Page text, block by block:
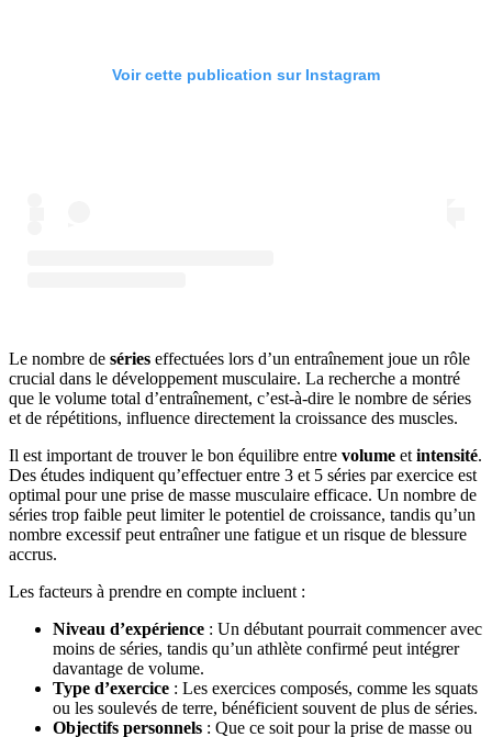
Voir cette publication sur Instagram
Le nombre de séries effectuées lors d’un entraînement joue un rôle
crucial dans le développement musculaire. La recherche a montré
que le volume total d’entraînement, c’est-à-dire le nombre de séries
et de répétitions, influence directement la croissance des muscles.
Il est important de trouver le bon équilibre entre volume et intensité.
Des études indiquent qu’effectuer entre 3 et 5 séries par exercice est
optimal pour une prise de masse musculaire efficace. Un nombre de
séries trop faible peut limiter le potentiel de croissance, tandis qu’un
nombre excessif peut entraîner une fatigue et un risque de blessure
accrus.
Les facteurs à prendre en compte incluent :
Niveau d’expérience : Un débutant pourrait commencer avec
moins de séries, tandis qu’un athlète confirmé peut intégrer
davantage de volume.
Type d’exercice : Les exercices composés, comme les squats
ou les soulevés de terre, bénéficient souvent de plus de séries.
Objectifs personnels : Que ce soit pour la prise de masse ou